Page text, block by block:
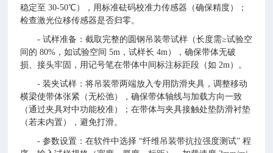
稳定至 30-50℃），用标准砝码校准力传感器（确保精度）；
检查激光位移传感器是否归零。
- 试样准备：截取完整的圆钢吊装带试样（长度需≥试验空
间的 80%，如试验空间 5m，试样长 4m），确保带体无破
损、接头牢固，用记号笔在带体中间标注标距段（如 2m）。
- 装夹试样：将吊装带两端放入专用防滑夹具，调整移动
横梁使带体张紧（无松弛），确保带体轴线与加载方向一致
（通过夹具对中功能校准）；在带体与夹具接触处垫防滑衬垫
（若未内置），避免打滑。
- 参数设置：在软件中选择 “纤维吊装带抗拉强度测试” 程